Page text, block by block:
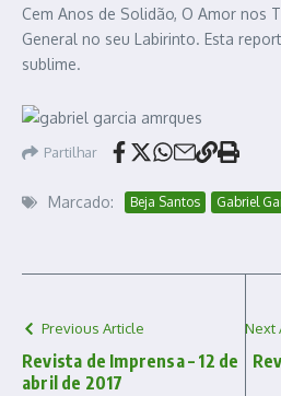
Cem Anos de Solidão, O Amor nos
General no seu Labirinto. Esta
sublime.
Partilhar
Marcado: Beja Santos Gabriel
Previous Article
Revista de Imprensa – 12 de
abril de 2017
Next